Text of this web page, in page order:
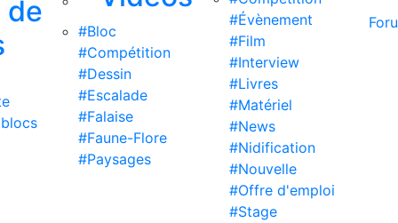
de
#Bloc
#Compétition
#Dessin
#Escalade
#Falaise
#Faune-Flore
#Paysages
#Évènement
#Film
#Interview
#Livres
#Matériel
#News
#Nidification
#Nouvelle
#Offre d'emploi
#Stage